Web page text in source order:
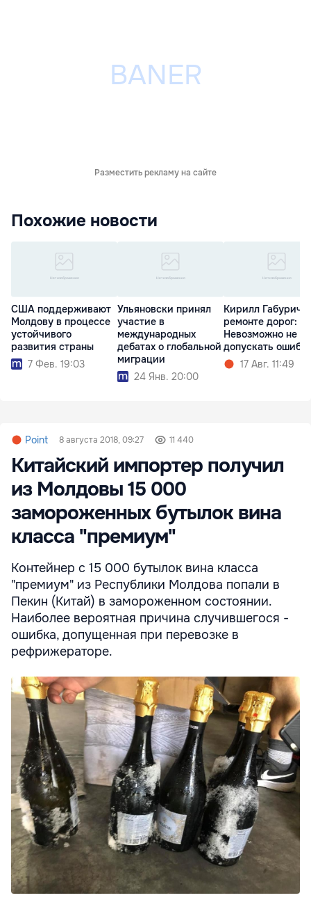
Разместить рекламу на сайте
Похожие новости
США поддерживают
Молдову в процессе
устойчивого
развития страны
7 Фев. 19:03
Ульяновски принял
участие в
международных
дебатах о глобальной
миграции
24 Янв. 20:00
Кирилл Габурич о
ремонте дорог:
Невозможно не
допускать
17 Авг. 11:49
Point 8 августа 2018, 09:27 11 440
Китайский импортер получил
из Молдовы 15 000
замороженных бутылок вина
класса "премиум"
Контейнер с 15 000 бутылок вина класса
"премиум" из Республики Молдова попали в
Пекин (Китай) в замороженном состоянии.
Наиболее вероятная причина случившегося -
ошибка, допущенная при перевозке в
рефрижераторе.